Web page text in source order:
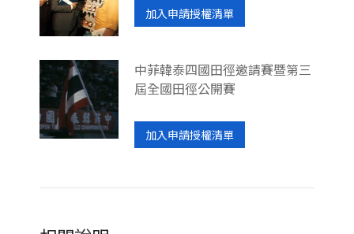
加入申請授權清單
中菲韓泰四國田徑邀請賽暨第三
屆全國田徑公開賽
加入申請授權清單